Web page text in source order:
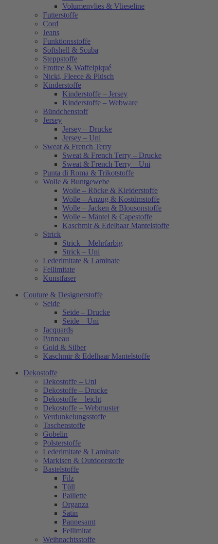
Volumenvlies & Vlieseline
Futterstoffe
Cord
Jeans
Funktionsstoffe
Softshell & Scuba
Steppstoffe
Frottee & Waffelpiqué
Nicki, Fleece & Plüsch
Kinderstoffe
Kinderstoffe – Jersey
Kinderstoffe – Webware
Bündchenstoff
Jersey
Jersey – Drucke
Jersey – Uni
Sweat & French Terry
Sweat & French Terry – Drucke
Sweat & French Terry – Uni
Punta di Roma & Trikotstoffe
Wolle & Buntgewebe
Wolle – Röcke & Kleiderstoffe
Wolle – Anzug & Kostümstoffe
Wolle – Jacken & Blousonstoffe
Wolle – Mäntel & Capestoffe
Kaschmir & Edelhaar Mantelstoffe
Strick
Strick – Mehrfarbig
Strick – Uni
Lederimitate & Laminate
Fellimitate
Kunstfaser
Couture & Designerstoffe
Seide
Seide – Drucke
Seide – Uni
Jacquards
Panneau
Gold & Silber
Kaschmir & Edelhaar Mantelstoffe
Dekostoffe
Dekostoffe – Uni
Dekostoffe – Drucke
Dekostoffe – leicht
Dekostoffe – Webmuster
Verdunkelungsstoffe
Taschenstoffe
Gobelin
Polsterstoffe
Lederimitate & Laminate
Markisen & Outdoorstoffe
Bastelstoffe
Filz
Tüll
Paillette
Organza
Satin
Pannesamt
Fellimitat
Weihnachtsstoffe